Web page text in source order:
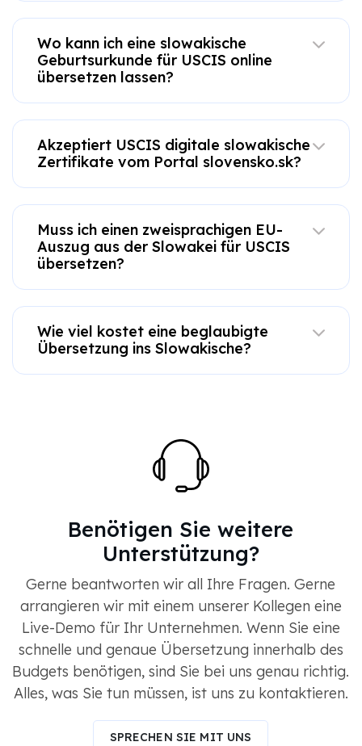
Wo kann ich eine slowakische
Geburtsurkunde für USCIS online
übersetzen lassen?
Akzeptiert USCIS digitale slowakische
Zertifikate vom Portal slovensko.sk?
Muss ich einen zweisprachigen EU-
Auszug aus der Slowakei für USCIS
übersetzen?
Wie viel kostet eine beglaubigte
Übersetzung ins Slowakische?
Benötigen Sie weitere
Unterstützung?
Gerne beantworten wir all Ihre Fragen. Gerne
arrangieren wir mit einem unserer Kollegen eine
Live-Demo für Ihr Unternehmen. Wenn Sie eine
schnelle und genaue Übersetzung innerhalb des
Budgets benötigen, sind Sie bei uns genau richtig.
Alles, was Sie tun müssen, ist uns zu kontaktieren.
SPRECHEN SIE MIT UNS